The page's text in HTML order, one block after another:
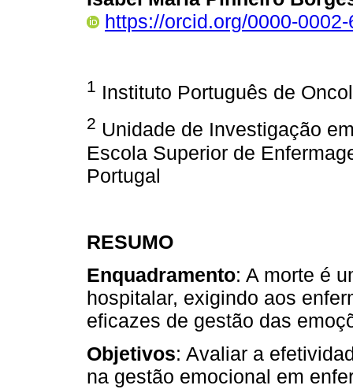
https://orcid.org/0000-
1 Instituto Português de
2 Unidade de Investigação
Escola Superior de
Portugal
RESUMO
Enquadramento: A morte é
hospitalar, exigindo aos
eficazes de gestão das
Objetivos: Avaliar a
na gestão emocional em